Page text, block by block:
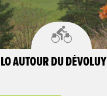

AUTOUR DU DÉVOLUY